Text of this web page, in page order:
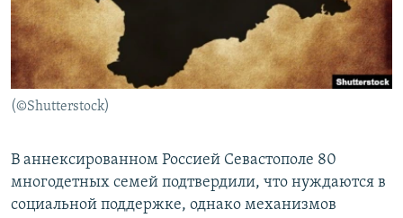
ПОБЕДИТЕЛЕЙ НЕ СУДЯТ?
КРЫМ.НЕПОКОРЕННЫЙ
ELIFBE
УКРАИНСКАЯ ПРОБЛЕМА КРЫМА
ПРИСОЕДИНЯЙТЕСЬ!
(©Shutterstock)
В аннексированном Россией Севастополе 80
многодетных семей подтвердили, что нуждаются в
социальной поддержке, однако механизмов